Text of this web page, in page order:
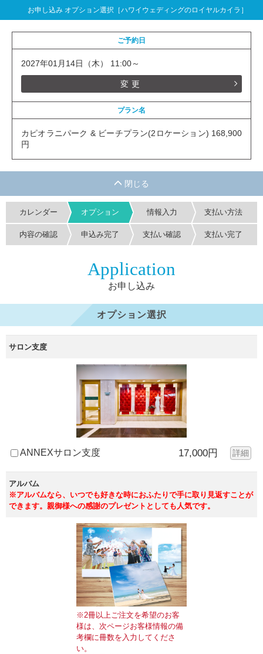
お申し込み オプション選択［ハワイウェディングのロイヤルカイラ］
ご予約日
2027年01月14日（木） 11:00～
変更
プラン名
カピオラニパーク & ビーチプラン(2ロケーション) 168,900
円
カレンダー オプション 情報入力 支払い方法
内容の確認 申込み完了 支払い確認 支払い完了
Application
お申し込み
オプション選択
サロン支度
ANNEXサロン支度 17,000円 詳細
アルバム
※アルバムなら、いつでも好きな時におふたりで手に取り見返すことが
できます。親御様への感謝のプレゼントとしても人気です。
※2冊以上ご注文を希望のお客
様は、次ページお客様情報の備
考欄に冊数を入力してくださ
い。